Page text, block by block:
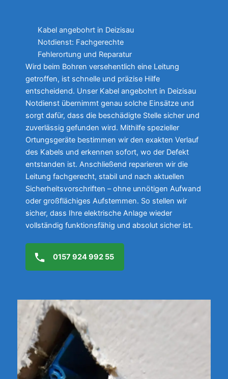
Kabel angebohrt in Deizisau
Notdienst: Fachgerechte
Fehlerortung und Reparatur
Wird beim Bohren versehentlich eine Leitung
getroffen, ist schnelle und präzise Hilfe
entscheidend. Unser Kabel angebohrt in Deizisau
Notdienst übernimmt genau solche Einsätze und
sorgt dafür, dass die beschädigte Stelle sicher und
zuverlässig gefunden wird. Mithilfe spezieller
Ortungsgeräte bestimmen wir den exakten Verlauf
des Kabels und erkennen sofort, wo der Defekt
entstanden ist. Anschließend reparieren wir die
Leitung fachgerecht, stabil und nach aktuellen
Sicherheitsvorschriften – ohne unnötigen Aufwand
oder großflächiges Aufstemmen. So stellen wir
sicher, dass Ihre elektrische Anlage wieder
vollständig funktionsfähig und absolut sicher ist.
0157 924 992 55